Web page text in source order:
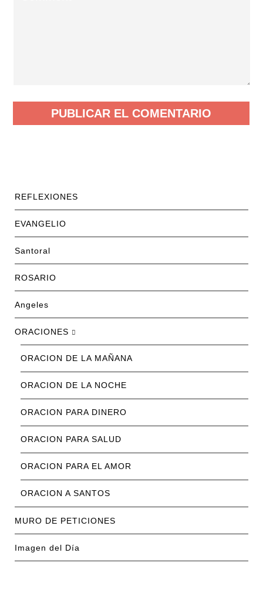
REFLEXIONES
EVANGELIO
Santoral
ROSARIO
Angeles
ORACIONES
ORACION DE LA MAÑANA
ORACION DE LA NOCHE
ORACION PARA DINERO
ORACION PARA SALUD
ORACION PARA EL AMOR
ORACION A SANTOS
MURO DE PETICIONES
Imagen del Día